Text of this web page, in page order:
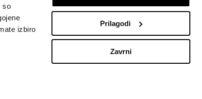
so
izbiro
Prilagodi
Zavrni